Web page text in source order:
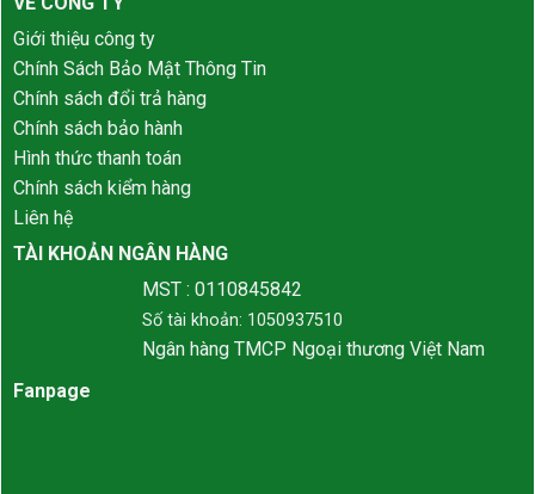
Giới thiệu công ty
Chính Sách Bảo Mật Thông Tin
Chính sách đổi trả hàng
Chính sách bảo hành
Hình thức thanh toán
Chính sách kiểm hàng
Liên hệ
TÀI KHOẢN NGÂN HÀNG
MST : 0110845842
Số tài khoản: 1050937510
Ngân hàng TMCP Ngoại thương Việt Nam
Fanpage